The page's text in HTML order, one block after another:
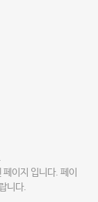
이지 입니다. 페이
니다.